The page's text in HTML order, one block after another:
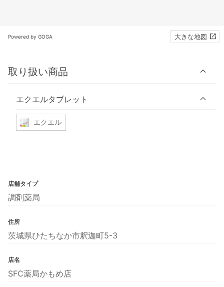
Powered by GOGA 大きな地図
取り扱い商品
エクエルタブレット
エクエル
店舗タイプ
調剤薬局
住所
茨城県ひたちなか市釈迦町5-3
店名
SFC薬局かもめ店